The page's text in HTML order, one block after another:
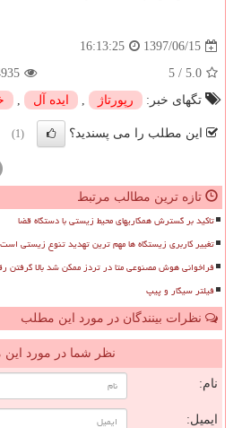
1397/06/15
16:13:25
5.0
/
5
تگهای خبر:
رپورتاژ , ایده آل ,
این مطلب را می پسندید؟ (1)
تازه ترین مطالب مرتبط
تاکید بر گسترش همکاریهای محیط زیستی با دستگاه قضا
تغییر کاربری زیستگاه ها مهم ترین تهدید تنوع زیستی است
فراخوانی هوش مصنوعی متا در تردز ممکن شد بالا گرفتن
فیلتر سیگار و پیپ
نظرات بینندگان در مورد این مطلب
نظر شما در مورد
نام:
ایمیل: